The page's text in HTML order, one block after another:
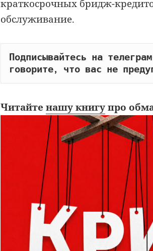
краткосрочных бридж-
обслуживание.
Подписывайтесь на
говорите, что вас не
Читайтенашу книгупро